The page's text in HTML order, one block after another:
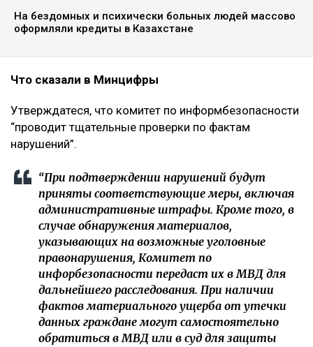
На бездомных и психически больных людей массово
оформляли кредиты в Казахстане
Что сказали в Минцифры
Утверждатеся, что комитет по информбезопасности
“проводит тщательные проверки по фактам
нарушений”.
“При подтверждении нарушений будут
приняты соответствующие меры, включая
административные штрафы. Кроме того, в
случае обнаружения материалов,
указывающих на возможные уголовные
правонарушения, Комитет по
инфорбезопасности передаст их в МВД для
дальнейшего расследования. При наличии
фактов материального ущерба от утечки
данных граждане могут самостоятельно
обратиться в МВД или в суд для защиты